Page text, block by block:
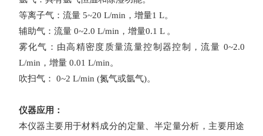
等离子气：流量 5~20 L/min ，增量1 L。
辅助气：流量 0~2.0 L/min ，增量0.1 L 。
雾化气：由高精密度质量流量控制器控制，流量 0~2.0
L/min ，增量 0.01 L/min。
吹扫气： 0~2 L/min (氮气或氩气)。
仪器应用：
本仪器主要用于材料成分的定量、半定量分析，主要用途